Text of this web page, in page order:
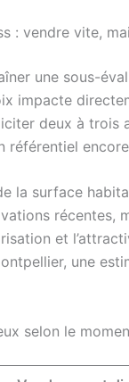
: vendre vite,
une sous-
impacte
deux à trois
référentiel
la surface
et
une
selon le